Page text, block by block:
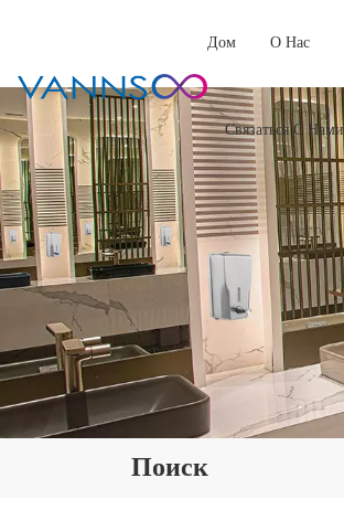
Дом О Нас
Связаться С Нами
Поиск